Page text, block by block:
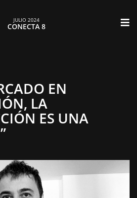
JULIO 2024
CONECTA 8
EN
LA
ES UNA